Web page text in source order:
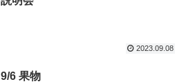
2023.09.08
9/6 果物